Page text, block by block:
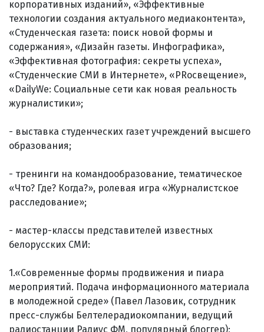
корпоративных изданий», «Эффективные
технологии создания актуального медиаконтента»,
«Студенческая газета: поиск новой формы и
содержания», «Дизайн газеты. Инфографика»,
«Эффективная фотография: секреты успеха»,
«Студенческие СМИ в Интернете», «PRосвещение»,
«DailyWe: Социальные сети как новая реальность
журналистики»;
- выставка студенческих газет учреждений высшего
образования;
- тренинги на командообразование, тематическое
«Что? Где? Когда?», ролевая игра «Журналистское
расследование»;
- мастер-классы представителей известных
белорусских СМИ:
1.«Современные формы продвижения и пиара
мероприятий. Подача информационного материала
в молодежной среде» (Павел Лазовик, сотрудник
пресс-службы Белтелерадиокомпании, ведущий
радиостанции Радиус ФМ, популярный блоггер);